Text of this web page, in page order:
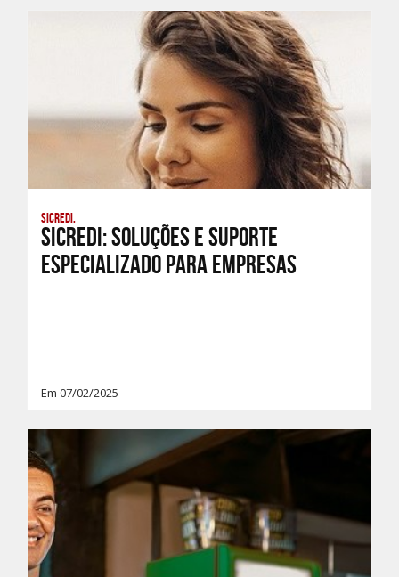
Sicredi,
Sicredi: Soluções e suporte
especializado para empresas
Em 07/02/2025